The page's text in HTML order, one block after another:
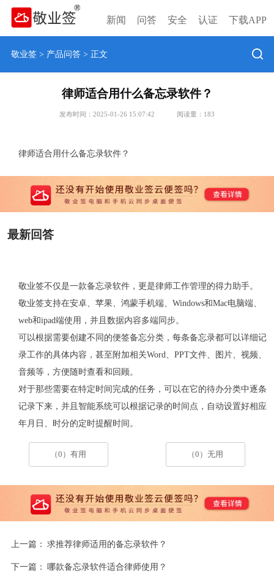
新闻 问答 安全 认证 下载APP
敬业签> 产品问答> 正文
律师适合用什么备忘录软件？
发布时间：2025-01-26 15:07:42 阅读量： 183
律师适合用什么备忘录软件？
最新回答
敬业签不仅是一款备忘录软件，更是律师工作管理的得力助手。
敬业签支持在安卓、苹果、鸿蒙手机端、 Windows和Mac电脑端、
web和ipad端使用，并且数据内容多端同步。
可以根据需要创建不同的便签备忘分类，每条备忘录都可以详细记
录工作的具体内容，甚至附加相关Word PPT文件、图片、视频、
音频等，方便随时查看和回顾。
对于那些需要在特定时间完成的任务，可以在它的待办分类中逐条
记录下来，并且智能系统可以根据记录的时间点，自动设置好相应
年月日、时分的定时提醒时间。
（0）有用 （0）无用
上一篇： 求推荐律师适用的备忘录软件？
下一篇： 哪款备忘录软件适合律师使用？